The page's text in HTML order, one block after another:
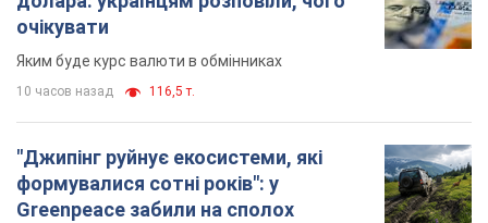
очікувати
Яким буде курс валюти в обмінниках
10 часов назад 116,5 т.
"Джипінг руйнує екосистеми, які
формувалися сотні років": у
Greenpeace забили на сполох